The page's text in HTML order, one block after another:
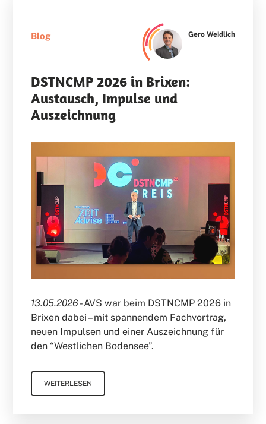
Blog Gero Weidlich
DSTNCMP 2026 in Brixen:
Austausch, Impulse und
Auszeichnung
13.05.2026 -AVS war beim DSTNCMP 2026 in
Brixen dabei – mit spannendem Fachvortrag,
neuen Impulsen und einer Auszeichnung für
den “Westlichen Bodensee”.
WEITERLESEN